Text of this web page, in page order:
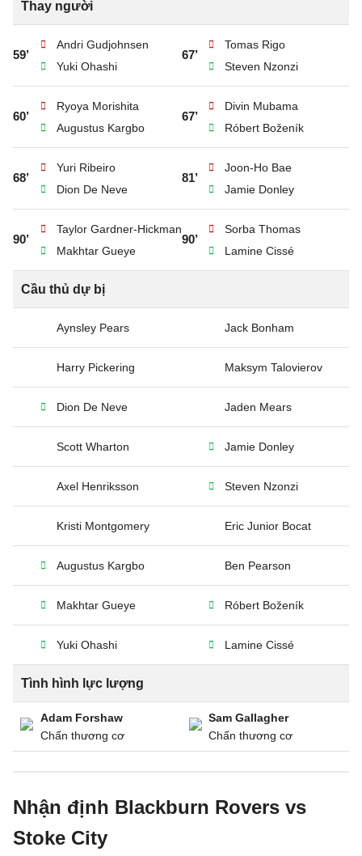
Thay người
59’
Andri Gudjohnsen
Yuki Ohashi
67’
Tomas Rigo
Steven Nzonzi
60’
Ryoya Morishita
Augustus Kargbo
67’
Divin Mubama
Róbert Boženík
68’
Yuri Ribeiro
Dion De Neve
81’
Joon-Ho Bae
Jamie Donley
90’
Taylor Gardner-Hickman
Makhtar Gueye
90’
Sorba Thomas
Lamine Cissé
Cầu thủ dự bị
Aynsley Pears Jack Bonham
Harry Pickering Maksym Talovierov
Dion De Neve Jaden Mears
Scott Wharton Jamie Donley
Axel Henriksson Steven Nzonzi
Kristi Montgomery Eric Junior Bocat
Augustus Kargbo Ben Pearson
Makhtar Gueye Róbert Boženík
Yuki Ohashi Lamine Cissé
Tình hình lực lượng
Adam Forshaw
Chấn thương cơ
Sam Gallagher
Chấn thương cơ
Nhận định Blackburn Rovers vs
Stoke City